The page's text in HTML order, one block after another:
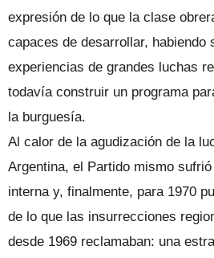
expresión de lo que la clase
capaces de desarrollar, habiendo
experiencias de grandes luchas
todavía construir un programa
la burguesía.
Al calor de la agudización de la
Argentina, el Partido mismo
interna y, finalmente, para 1970
de lo que las insurrecciones
desde 1969 reclamaban: una